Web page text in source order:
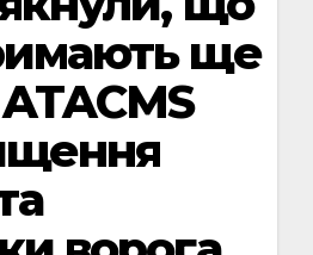
ще